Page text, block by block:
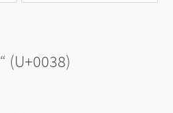
“ (U+0038)